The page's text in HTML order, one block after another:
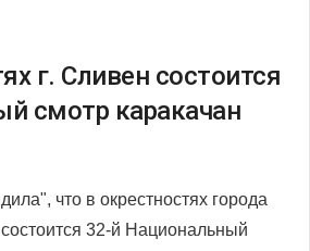
г. Сливен состоится
смотр каракачан
что в окрестностях города
32-й Национальный